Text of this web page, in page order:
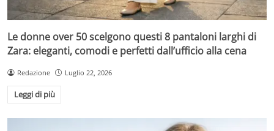
Le donne over 50 scelgono questi 8 pantaloni larghi di
Zara: eleganti, comodi e perfetti dall’ufficio alla cena
Redazione Luglio 22, 2026
Leggi di più